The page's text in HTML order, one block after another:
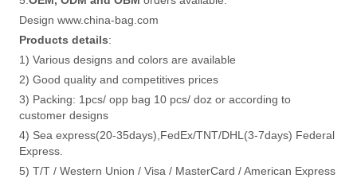
Design www.china-bag.com
Products details:
1) Various designs and colors are available
2) Good quality and competitives prices
3) Packing: 1pcs/ opp bag 10 pcs/ doz or according to
customer designs
4) Sea express(20-35days),FedEx/TNT/DHL(3-7days) Federal
Express.
5) T/T / Western Union / Visa / MasterCard / American Express